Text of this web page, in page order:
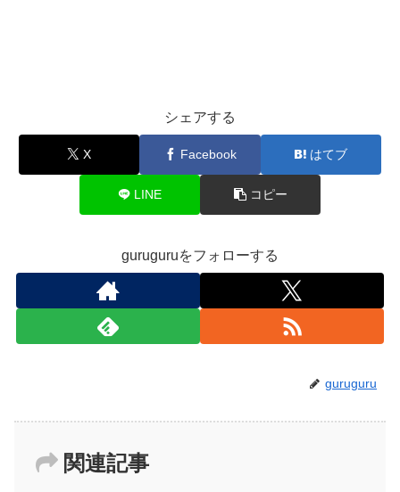
シェアする
X Facebook はてブ
LINE コピー
guruguruをフォローする
guruguru
関連記事